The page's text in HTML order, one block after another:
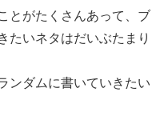
とがたくさんあって、ブ
たいネタはだいぶたまり
ンダムに書いていきたい